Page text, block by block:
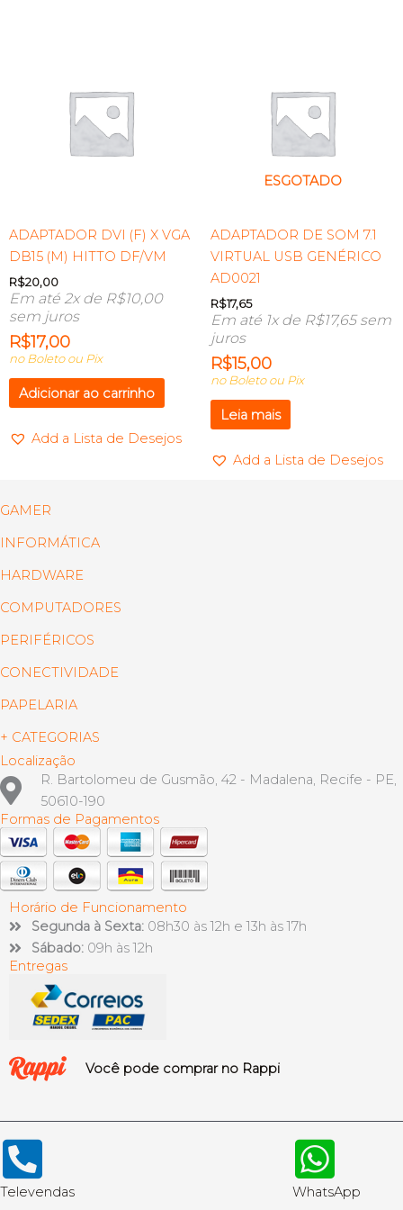
ADAPTADOR DVI (F) X VGA
DB15 (M) HITTO DF/VM
R$20,00
Em até 2x de R$10,00
sem juros
R$17,00
no Boleto ou Pix
Adicionar ao carrinho
Add a Lista de Desejos
ESGOTADO
ADAPTADOR DE SOM 7.1
VIRTUAL USB GENÉRICO
AD0021
R$17,65
Em até 1x de R$17,65sem
juros
R$15,00
no Boleto ou Pix
Leia mais
Add a Lista de Desejos
GAMER
INFORMÁTICA
HARDWARE
COMPUTADORES
PERIFÉRICOS
CONECTIVIDADE
PAPELARIA
+ CATEGORIAS
Localização
R. Bartolomeu de Gusmão, 42 - Madalena, Recife - PE,
50610-190
Formas de Pagamentos
Horário de Funcionamento
Segunda à Sexta: 08h30 às 12h e 13h às 17h
Sábado: 09h às 12h
Entregas
Você pode comprar no Rappi
Televendas WhatsApp